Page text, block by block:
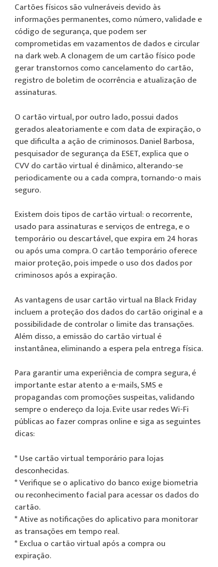
Cartões físicos são vulneráveis devido às
informações permanentes, como número, validade e
código de segurança, que podem ser
comprometidas em vazamentos de dados e circular
na dark web. A clonagem de um cartão físico pode
gerar transtornos como cancelamento do cartão,
registro de boletim de ocorrência e atualização de
assinaturas.
O cartão virtual, por outro lado, possui dados
gerados aleatoriamente e com data de expiração, o
que dificulta a ação de criminosos. Daniel Barbosa,
pesquisador de segurança da ESET, explica que o
CVV do cartão virtual é dinâmico, alterando-se
periodicamente ou a cada compra, tornando-o mais
seguro.
Existem dois tipos de cartão virtual: o recorrente,
usado para assinaturas e serviços de entrega, e o
temporário ou descartável, que expira em 24 horas
ou após uma compra. O cartão temporário oferece
maior proteção, pois impede o uso dos dados por
criminosos após a expiração.
As vantagens de usar cartão virtual na Black Friday
incluem a proteção dos dados do cartão original e a
possibilidade de controlar o limite das transações.
Além disso, a emissão do cartão virtual é
instantânea, eliminando a espera pela entrega física.
Para garantir uma experiência de compra segura, é
importante estar atento a e-mails, SMS e
propagandas com promoções suspeitas, validando
sempre o endereço da loja. Evite usar redes Wi-Fi
públicas ao fazer compras online e siga as seguintes
dicas:
* Use cartão virtual temporário para lojas
desconhecidas.
* Verifique se o aplicativo do banco exige biometria
ou reconhecimento facial para acessar os dados do
cartão.
* Ative as notificações do aplicativo para monitorar
as transações em tempo real.
* Exclua o cartão virtual após a compra ou
expiração.